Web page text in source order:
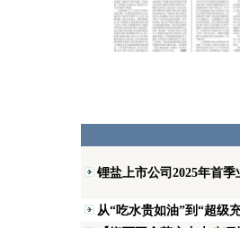
锂盐上市公司2025年首
从“吃水贵如油”到“超级